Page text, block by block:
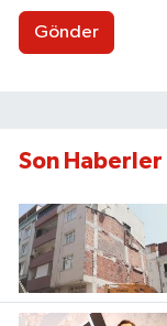
Gönder
Son Haberler